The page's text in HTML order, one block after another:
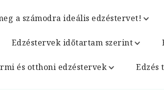
a számodra ideális edzéstervet!
Edzéstervek időtartam szerint
és otthoni edzéstervek Edzés